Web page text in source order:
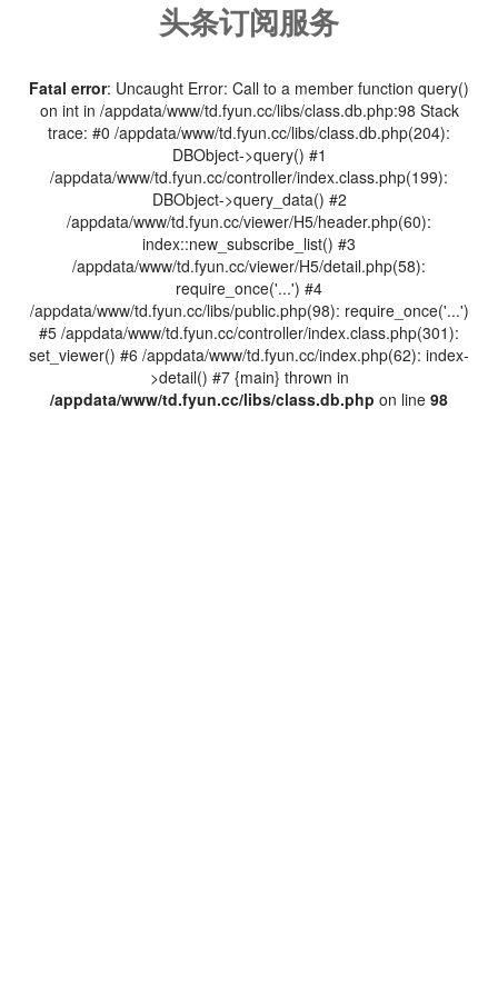
头条订阅服务
Fatal error: Uncaught Error: Call to a member function query()
on int in /appdata/www/td.fyun.cc/libs/class.db.php:98 Stack
trace: #0 /appdata/www/td.fyun.cc/libs/class.db.php(204):
DBObject->query() #1
/appdata/www/td.fyun.cc/controller/index.class.php(199):
DBObject->query_data() #2
/appdata/www/td.fyun.cc/viewer/H5/header.php(60):
index::new_subscribe_list() #3
/appdata/www/td.fyun.cc/viewer/H5/detail.php(58):
require_once('...') #4
/appdata/www/td.fyun.cc/libs/public.php(98): require_once('...')
#5 /appdata/www/td.fyun.cc/controller/index.class.php(301):
set_viewer() #6 /appdata/www/td.fyun.cc/index.php(62): index-
>detail() #7 {main} thrown in
/appdata/www/td.fyun.cc/libs/class.db.php on line 98